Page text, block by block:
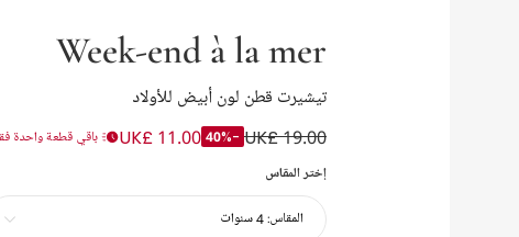
Week-end à la mer
تيشيرت قطن لون أبيض للأولاد
UK£ 19.00
-40%
UK£ 11.00
باقي قطعة واحدة
إختر المقاس
المقاس:4 سنوات